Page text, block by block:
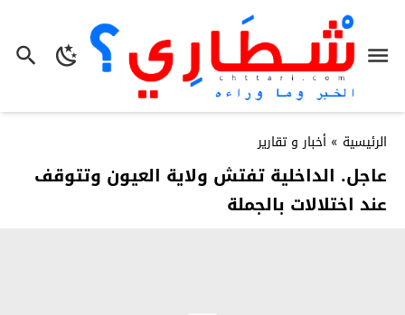
الرئيسية » أخبار و تقارير
عاجل. الداخلية تفتش ولاية العيون وتتوقف
عند اختلالات بالجملة